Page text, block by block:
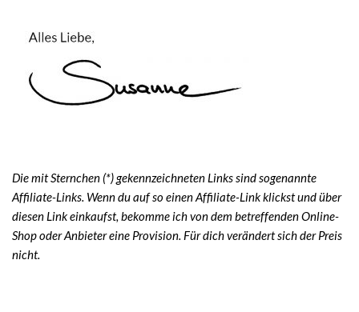
Die mit Sternchen (*) gekennzeichneten Links sind sogenannte
Affiliate-Links. Wenn du auf so einen Affiliate-Link klickst und über
diesen Link einkaufst, bekomme ich von dem betreffenden Online-
Shop oder Anbieter eine Provision. Für dich verändert sich der Preis
nicht.